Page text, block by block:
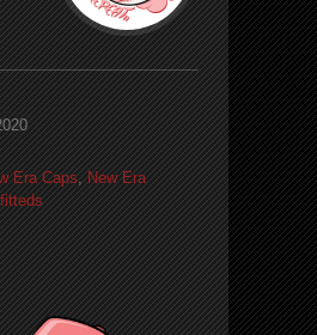
Era Caps,New Era